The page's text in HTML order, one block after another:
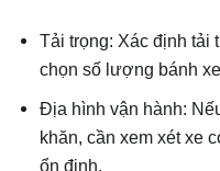
Tải trọng: Xác định tải
chọn số lượng bánh
Địa hình vận hành:
khăn, cần xem xét xe
ổn định.